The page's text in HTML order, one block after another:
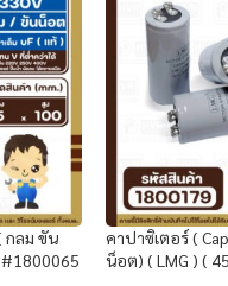
กลม ขัน
#1800065
คาปาซิเตอร์ (
น็อต) ( LMG ) (